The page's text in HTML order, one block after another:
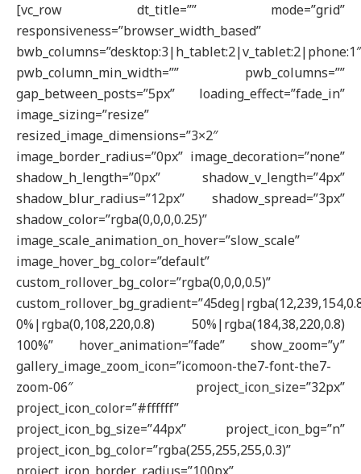
[vc_row dt_title=”” mode=”grid”
responsiveness=”browser_width_based”
bwb_columns=”desktop:3|h_tablet:2|v_tablet:2|phone:1″
pwb_column_min_width=”” pwb_columns=””
gap_between_posts=”5px” loading_effect=”fade_in”
image_sizing=”resize”
resized_image_dimensions=”3×2″
image_border_radius=”0px” image_decoration=”none”
shadow_h_length=”0px” shadow_v_length=”4px”
shadow_blur_radius=”12px” shadow_spread=”3px”
shadow_color=”rgba(0,0,0,0.25)”
image_scale_animation_on_hover=”slow_scale”
image_hover_bg_color=”default”
custom_rollover_bg_color=”rgba(0,0,0,0.5)”
0%|rgba(0,108,220,0.8) 50%|rgba(184,38,220,0.8)
100%” hover_animation=”fade” show_zoom=”y”
gallery_image_zoom_icon=”icomoon-the7-font-the7-
zoom-06″ project_icon_size=”32px”
project_icon_color=”#ffffff”
project_icon_bg_size=”44px” project_icon_bg=”n”
project_icon_bg_color=”rgba(255,255,255,0.3)”